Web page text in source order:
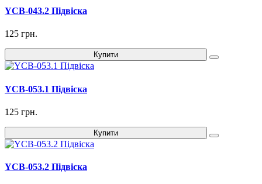
YCB-043.2 Підвіска
125 грн.
Купити
YCB-053.1 Підвіска
125 грн.
Купити
YCB-053.2 Підвіска